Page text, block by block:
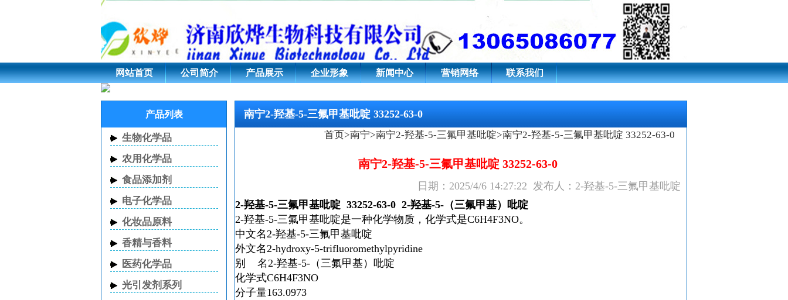
南宁2-羟基-5-三氟甲基吡啶;33252-63-0;2-羟基-5-（三氟甲基）吡啶
网站首页 公司简介 产品展示 企业形象 新闻中心 营销网络 联系我们
南宁2-羟基-5-三氟甲基吡啶 33252-63-0
首页>南宁>南宁2-羟基-5-三氟甲基吡啶>南宁2-羟基-5-三氟甲基吡啶 33252-63-0
南宁2-羟基-5-三氟甲基吡啶 33252-63-0
日期：2025/4/6 14:27:22 发布人：2-羟基-5-三氟甲基吡啶
2-羟基-5-三氟甲基吡啶 33252-63-0 2-羟基-5-（三氟甲基）吡啶
2-羟基-5-三氟甲基吡啶是一种化学物质，化学式是C6H4F3NO。
中文名2-羟基-5-三氟甲基吡啶
外文名2-hydroxy-5-trifluoromethylpyridine
别 名2-羟基-5-（三氟甲基）吡啶
化学式C6H4F3NO
分子量163.0973
产品列表
生物化学品
农用化学品
食品添加剂
电子化学品
化妆品原料
香精与香料
医药化学品
光引发剂系列